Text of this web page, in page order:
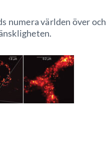
numera världen över